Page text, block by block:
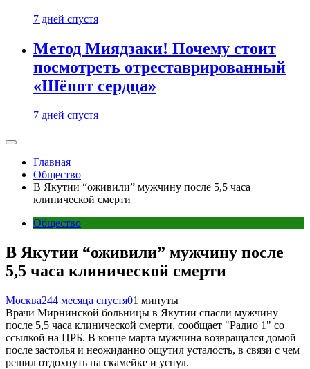
7 дней спустя
Метод Миядзаки! Почему стоит
посмотреть отреставрированный
«Шёпот сердца»
7 дней спустя
Главная
Общество
В Якутии “оживили” мужчину после 5,5 часа
клинической смерти
Общество
В Якутии “оживили” мужчину после
5,5 часа клинической смерти
Москва244 месяца спустя01 минуты
Врачи Мирнинской больницы в Якутии спасли мужчину
после 5,5 часа клинической смерти, сообщает "Радио 1" со
ссылкой на ЦРБ. В конце марта мужчина возвращался домой
после застолья и неожиданно ощутил усталость, в связи с чем
решил отдохнуть на скамейке и уснул.